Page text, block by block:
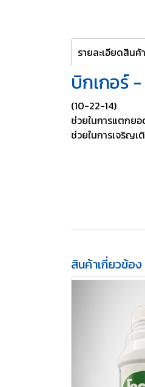
รายละเอียดสินค้า
บิกเกอร์
(10-22-14)
ช่วยในการแตกย
ช่วยในการเจริญเ
สินค้าเกี่ยวข้อง